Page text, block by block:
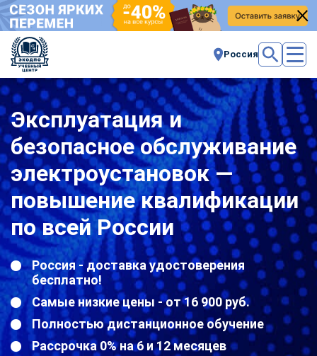
Россия
Эксплуатация и
безопасное обслуживание
электроустановок —
повышение квалификации
по всей России
Россия - доставка удостоверения
бесплатно!
Самые низкие цены - от 16 900 руб.
Полностью дистанционное обучение
Рассрочка 0% на 6 и 12 месяцев